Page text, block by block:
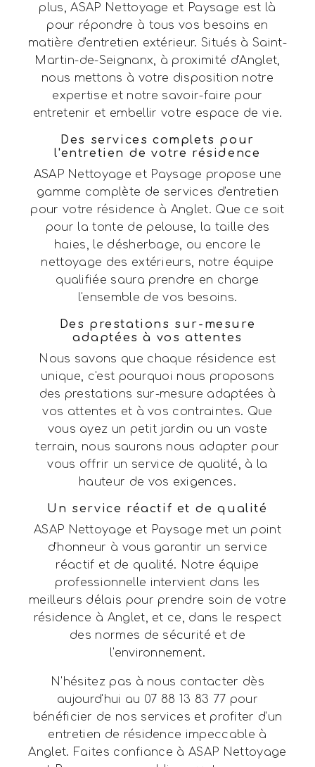
plus, ASAP Nettoyage et Paysage est là
pour répondre à tous vos besoins en
matière d'entretien extérieur. Situés à Saint-
Martin-de-Seignanx, à proximité d'Anglet,
nous mettons à votre disposition notre
expertise et notre savoir-faire pour
entretenir et embellir votre espace de vie.
Des services complets pour
l'entretien de votre résidence
ASAP Nettoyage et Paysage propose une
gamme complète de services d'entretien
pour votre résidence à Anglet. Que ce soit
pour la tonte de pelouse, la taille des
haies, le désherbage, ou encore le
nettoyage des extérieurs, notre équipe
qualifiée saura prendre en charge
l'ensemble de vos besoins.
Des prestations sur-mesure
adaptées à vos attentes
Nous savons que chaque résidence est
unique, c'est pourquoi nous proposons
des prestations sur-mesure adaptées à
vos attentes et à vos contraintes. Que
vous ayez un petit jardin ou un vaste
terrain, nous saurons nous adapter pour
vous offrir un service de qualité, à la
hauteur de vos exigences.
Un service réactif et de qualité
ASAP Nettoyage et Paysage met un point
d'honneur à vous garantir un service
réactif et de qualité. Notre équipe
professionnelle intervient dans les
meilleurs délais pour prendre soin de votre
résidence à Anglet, et ce, dans le respect
des normes de sécurité et de
l'environnement.
N'hésitez pas à nous contacter dès
aujourd'hui au 07 88 13 83 77 pour
bénéficier de nos services et profiter d'un
entretien de résidence impeccable à
Anglet. Faites confiance à ASAP Nettoyage